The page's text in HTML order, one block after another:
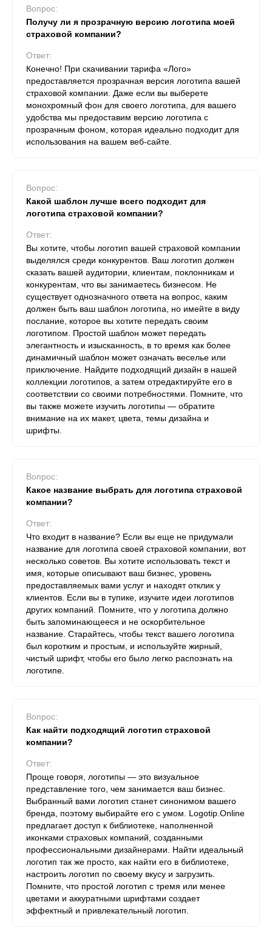
Вопрос:
Получу ли я прозрачную версию логотипа моей
страховой компании?
Ответ:
Конечно! При скачивании тарифа «Лого»
предоставляется прозрачная версия логотипа вашей
страховой компании. Даже если вы выберете
монохромный фон для своего логотипа, для вашего
удобства мы предоставим версию логотипа с
прозрачным фоном, которая идеально подходит для
использования на вашем веб-сайте.
Вопрос:
Какой шаблон лучше всего подходит для
логотипа страховой компании?
Ответ:
Вы хотите, чтобы логотип вашей страховой компании
выделялся среди конкурентов. Ваш логотип должен
сказать вашей аудитории, клиентам, поклонникам и
конкурентам, что вы занимаетесь бизнесом. Не
существует однозначного ответа на вопрос, каким
должен быть ваш шаблон логотипа, но имейте в виду
послание, которое вы хотите передать своим
логотипом. Простой шаблон может передать
элегантность и изысканность, в то время как более
динамичный шаблон может означать веселье или
приключение. Найдите подходящий дизайн в нашей
коллекции логотипов, а затем отредактируйте его в
соответствии со своими потребностями. Помните, что
вы также можете изучить логотипы — обратите
внимание на их макет, цвета, темы дизайна и
шрифты.
Вопрос:
Какое название выбрать для логотипа страховой
компании?
Ответ:
Что входит в название? Если вы еще не придумали
название для логотипа своей страховой компании, вот
несколько советов. Вы хотите использовать текст и
имя, которые описывают ваш бизнес, уровень
предоставляемых вами услуг и находят отклик у
клиентов. Если вы в тупике, изучите идеи логотипов
других компаний. Помните, что у логотипа должно
быть запоминающееся и не оскорбительное
название. Старайтесь, чтобы текст вашего логотипа
был коротким и простым, и используйте жирный,
чистый шрифт, чтобы его было легко распознать на
логотипе.
Вопрос:
Как найти подходящий логотип страховой
компании?
Ответ:
Проще говоря, логотипы — это визуальное
представление того, чем занимается ваш бизнес.
Выбранный вами логотип станет синонимом вашего
бренда, поэтому выбирайте его с умом. Logotip.Online
предлагает доступ к библиотеке, наполненной
иконками страховых компаний, созданными
профессиональными дизайнерами. Найти идеальный
логотип так же просто, как найти его в библиотеке,
настроить логотип по своему вкусу и загрузить.
Помните, что простой логотип с тремя или менее
цветами и аккуратными шрифтами создает
эффектный и привлекательный логотип.